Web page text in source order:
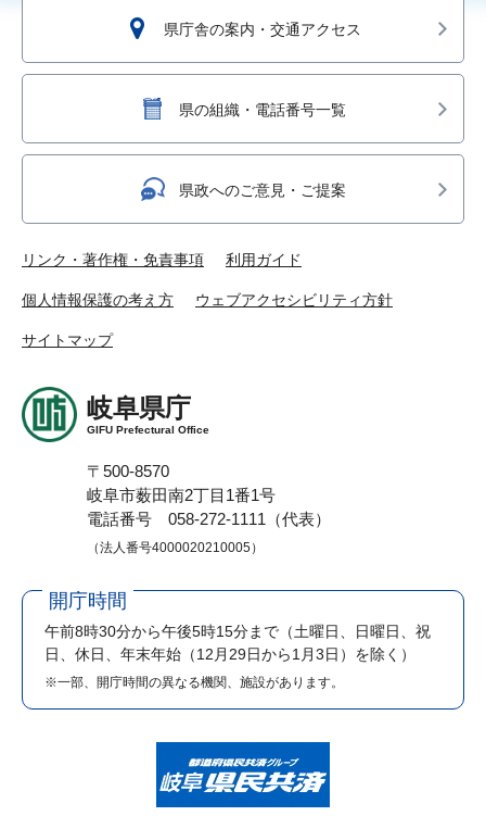
県庁舎の案内・交通アクセス
県の組織・電話番号一覧
県政へのご意見・ご提案
リンク・著作権・免責事項 利用ガイド
個人情報保護の考え方 ウェブアクセシビリティ方針
サイトマップ
岐阜県庁
GIFU Prefectural Office
〒500-8570
岐阜市薮田南2丁目1番1号
電話番号 058-272-1111（代表）
（法人番号4000020210005）
開庁時間
午前8時30分から午後5時15分まで （土曜日、日曜日、祝
日、休日、年末年始（12月29日から1月3日）を除く）
※一部、開庁時間の異なる機関、施設があります。